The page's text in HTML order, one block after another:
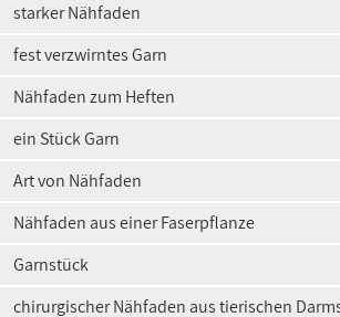
starker Nähfaden
fest verzwirntes Garn
Nähfaden zum Heften
ein Stück Garn
Art von Nähfaden
Nähfaden aus einer Faserpflanze
Garnstück
chirurgischer Nähfaden aus tierischen